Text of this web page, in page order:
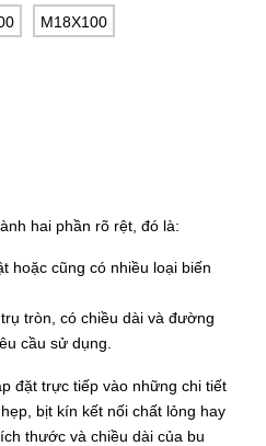
M18X100
hai phần rõ rệt, đó là:
hoặc cũng có nhiều loại biến
tròn, có chiều dài và đường
cầu sử dụng.
đặt trực tiếp vào những chi tiết
bịt kín kết nối chất lỏng hay
thước và chiều dài của bu